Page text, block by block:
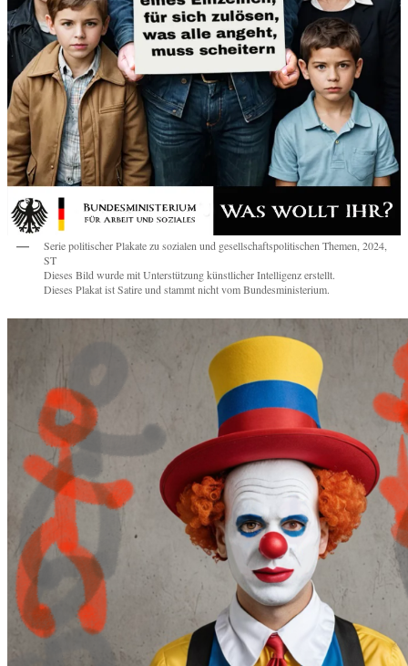
Serie politischer Plakate zu sozialen und gesellschaftspolitischen Themen, 2024,
ST
Dieses Bild wurde mit Unterstützung künstlicher Intelligenz erstellt.
Dieses Plakat ist Satire und stammt nicht vom Bundesministerium.